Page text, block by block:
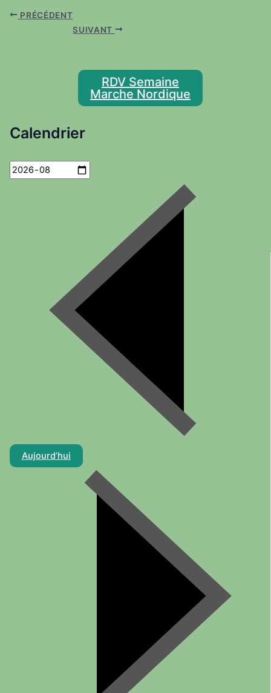
RDV Semaine
Marche Nordique
Calendrier
Aujourd’hui
PRÉCÉDENT
SUIVANT